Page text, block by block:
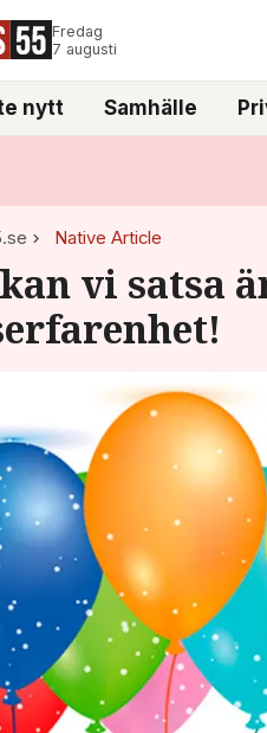
Fredag
7 augusti
nytt Samhälle
Native Article
vi satsa